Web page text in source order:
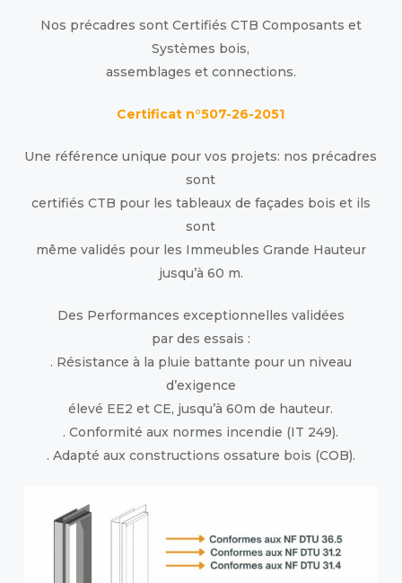
Nos précadres sont Certifiés CTB Composants et
Systèmes bois,
assemblages et connections.
Certificat n°507-26-2051
Une référence unique pour vos projets: nos précadres
sont
certifiés CTB pour les tableaux de façades bois et ils
sont
même validés pour les Immeubles Grande Hauteur
jusqu’à 60 m.
Des Performances exceptionnelles validées
par des essais :
. Résistance à la pluie battante pour un niveau
d’exigence
élevé EE2 et CE, jusqu’à 60m de hauteur.
. Conformité aux normes incendie (IT 249).
. Adapté aux constructions ossature bois (COB).